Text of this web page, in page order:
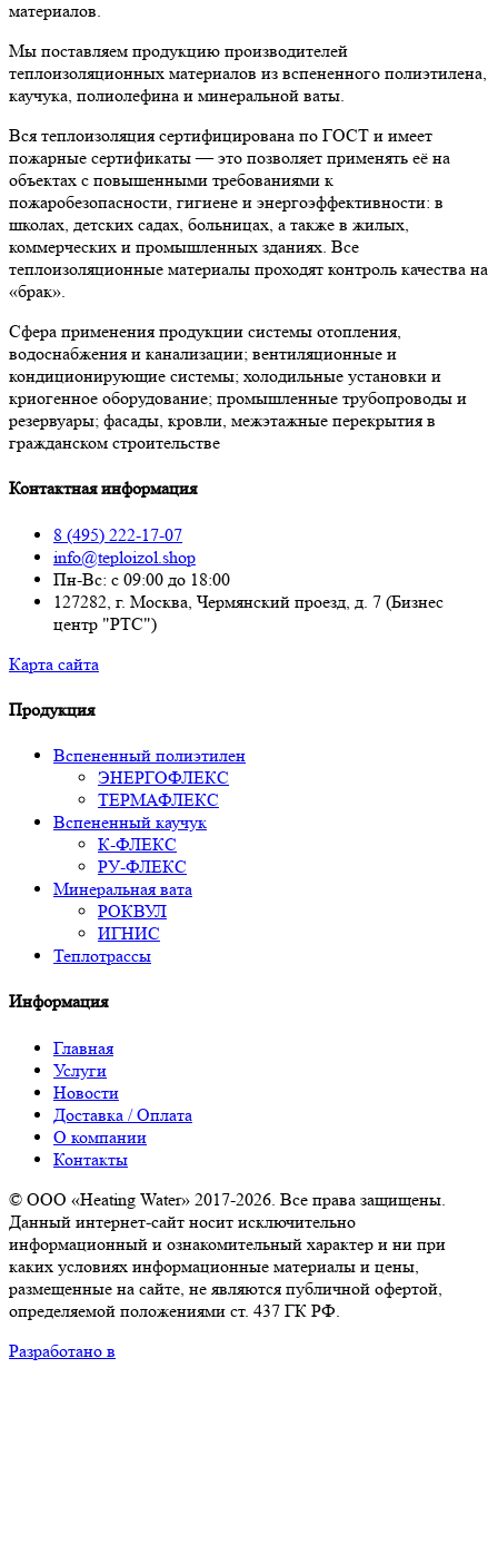
материалов.
Мы поставляем продукцию производителей
теплоизоляционных материалов из вспененного полиэтилена,
каучука, полиолефина и минеральной ваты.
Вся теплоизоляция сертифицирована по ГОСТ и имеет
пожарные сертификаты — это позволяет применять её на
объектах с повышенными требованиями к
пожаробезопасности, гигиене и энергоэффективности: в
школах, детских садах, больницах, а также в жилых,
коммерческих и промышленных зданиях. Все
теплоизоляционные материалы проходят контроль качества на
«брак».
Сфера применения продукции системы отопления,
водоснабжения и канализации; вентиляционные и
кондиционирующие системы; холодильные установки и
криогенное оборудование; промышленные трубопроводы и
резервуары; фасады, кровли, межэтажные перекрытия в
гражданском строительстве
Контактная информация
8 (495) 222-17-07
info@teploizol.shop
Пн-Вс: с 09:00 до 18:00
127282, г. Москва, Чермянский проезд, д. 7 (Бизнес
центр "РТС")
Карта сайта
Продукция
Вспененный полиэтилен
ЭНЕРГОФЛЕКС
ТЕРМАФЛЕКС
Вспененный каучук
К-ФЛЕКС
РУ-ФЛЕКС
Минеральная вата
РОКВУЛ
ИГНИС
Теплотрассы
Информация
Главная
Услуги
Новости
Доставка / Оплата
О компании
Контакты
© ООО «Heating Water» 2017-2026. Все права защищены.
Данный интернет-сайт носит исключительно
информационный и ознакомительный характер и ни при
каких условиях информационные материалы и цены,
размещенные на сайте, не являются публичной офертой,
определяемой положениями ст. 437 ГК РФ.
Разработано в